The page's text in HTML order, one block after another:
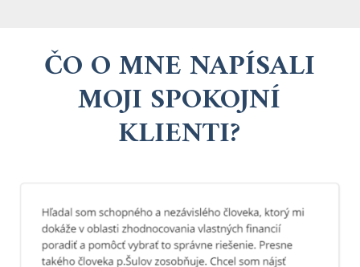
ČO O MNE NAPÍSALI
MOJI SPOKOJNÍ
KLIENTI?